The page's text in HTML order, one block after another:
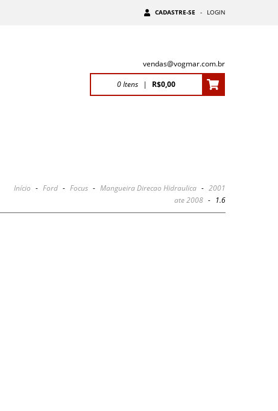
CADASTRE-SE - LOGIN
vendas@vogmar.com.br
0Itens | R$0,00
Início - Ford - Focus - Mangueira Direcao Hidraulica - 2001
ate 2008 - 1.6